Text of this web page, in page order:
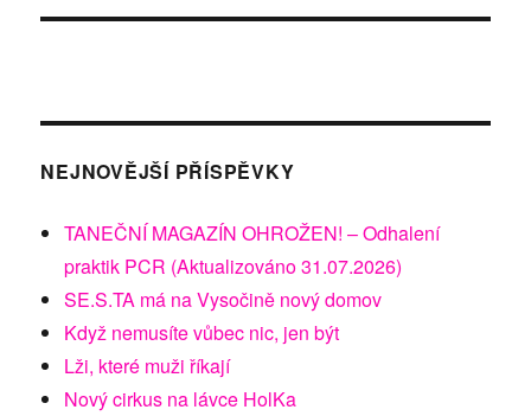
NEJNOVĚJŠÍ PŘÍSPĚVKY
TANEČNÍ MAGAZÍN OHROŽEN! – Odhalení
praktik PCR (Aktualizováno 31.07.2026)
SE.S.TA má na Vysočině nový domov
Když nemusíte vůbec nic, jen být
Lži, které muži říkají
Nový cirkus na lávce HolKa